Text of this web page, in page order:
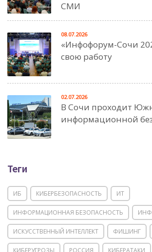
СМИ
«Инфофорум-Сочи
свою работу
08.07.2026
В Сочи проходит
информационной
02.07.2026
Теги
ИБ КИБЕРБЕЗОПАСНОСТЬ ИТ
ИНФОРМАЦИОННАЯ БЕЗОПАСНОСТЬ
ИСКУССТВЕННЫЙ ИНТЕЛЛЕКТ ФИШИНГ
КИБЕРУГРОЗЫ РОССИЯ КИБЕРАТАКИ